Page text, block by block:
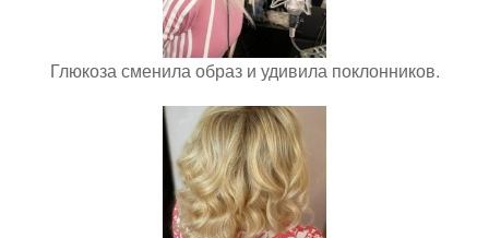
Глюкоза сменила образ и удивила поклонников.